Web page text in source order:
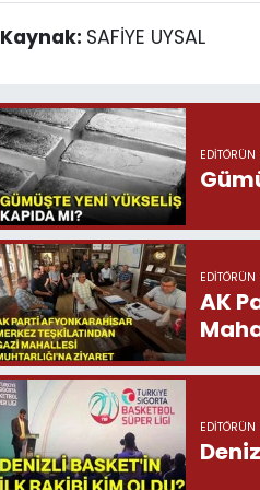
Kaynak: SAFİYE UYSAL
EDITÖRÜN
EDITÖRÜN
AK
EDITÖRÜN